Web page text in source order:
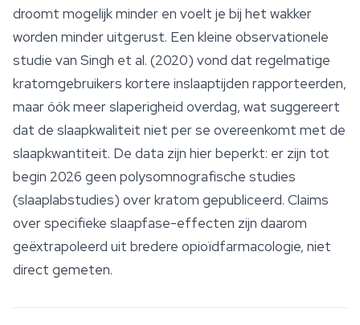
droomt mogelijk minder en voelt je bij het wakker
worden minder uitgerust. Een kleine observationele
studie van Singh et al. (2020) vond dat regelmatige
kratomgebruikers kortere inslaaptijden rapporteerden,
maar óók meer slaperigheid overdag, wat suggereert
dat de slaapkwaliteit niet per se overeenkomt met de
slaapkwantiteit. De data zijn hier beperkt: er zijn tot
begin 2026 geen polysomnografische studies
(slaaplabstudies) over kratom gepubliceerd. Claims
over specifieke slaapfase-effecten zijn daarom
geëxtrapoleerd uit bredere opioïdfarmacologie, niet
direct gemeten.